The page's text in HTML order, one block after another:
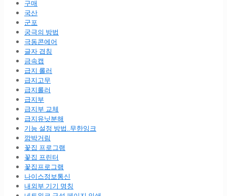
구매
국산
군포
궁극의 방법
극동콘에어
글자 겹침
금속캡
급지 롤러
급지고무
급지롤러
급지부
급지부 교체
급지유닛분해
기능 설정 방법..무한잉크
깜박거림
꽃집 프로그램
꽃집 프린터
꽃집프로그램
나이스정보통신
내외부 기기 명칭